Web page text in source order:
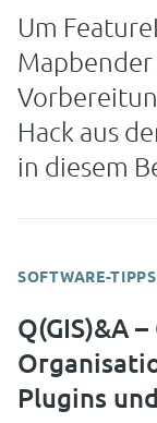
Um
Hack aus
in diesem
SOFTWARE-TIPPS
Q(GIS)&A
Plugins